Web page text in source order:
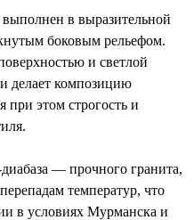
в выразительной
боковым рельефом.
и светлой
делает композицию
при этом строгость и
— прочного гранита,
температур, что
в условиях Мурманска и